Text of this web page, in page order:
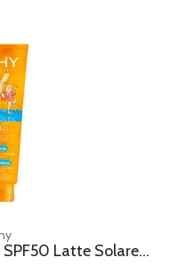
Latte Solare...